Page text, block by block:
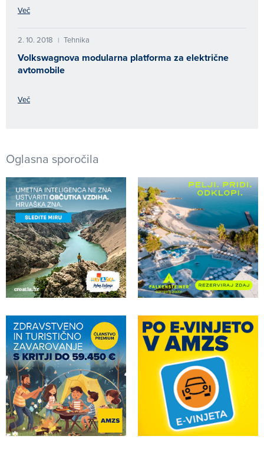
Več
2. 10. 2018 | Tehnika
Volkswagnova modularna platforma za električne
avtomobile
Več
Oglasna sporočila